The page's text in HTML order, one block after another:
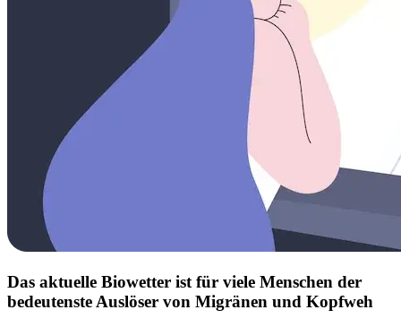
Das aktuelle Biowetter ist für viele Menschen der
bedeutenste Auslöser von Migränen und Kopfweh